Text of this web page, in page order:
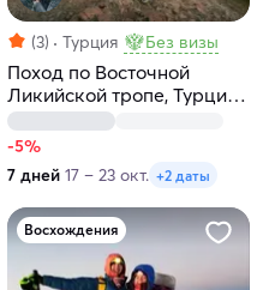
(3) Турция Без визы
Поход по Восточной
Ликийской тропе, Турция:
море, горы и древняя
Ликия
-5%
7 дней 17 – 23 окт. +2 даты
Восхождения